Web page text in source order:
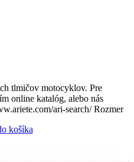
tlmičov motocyklov. Pre
online katalóg, alebo nás
ari-search/ Rozmer
košíka